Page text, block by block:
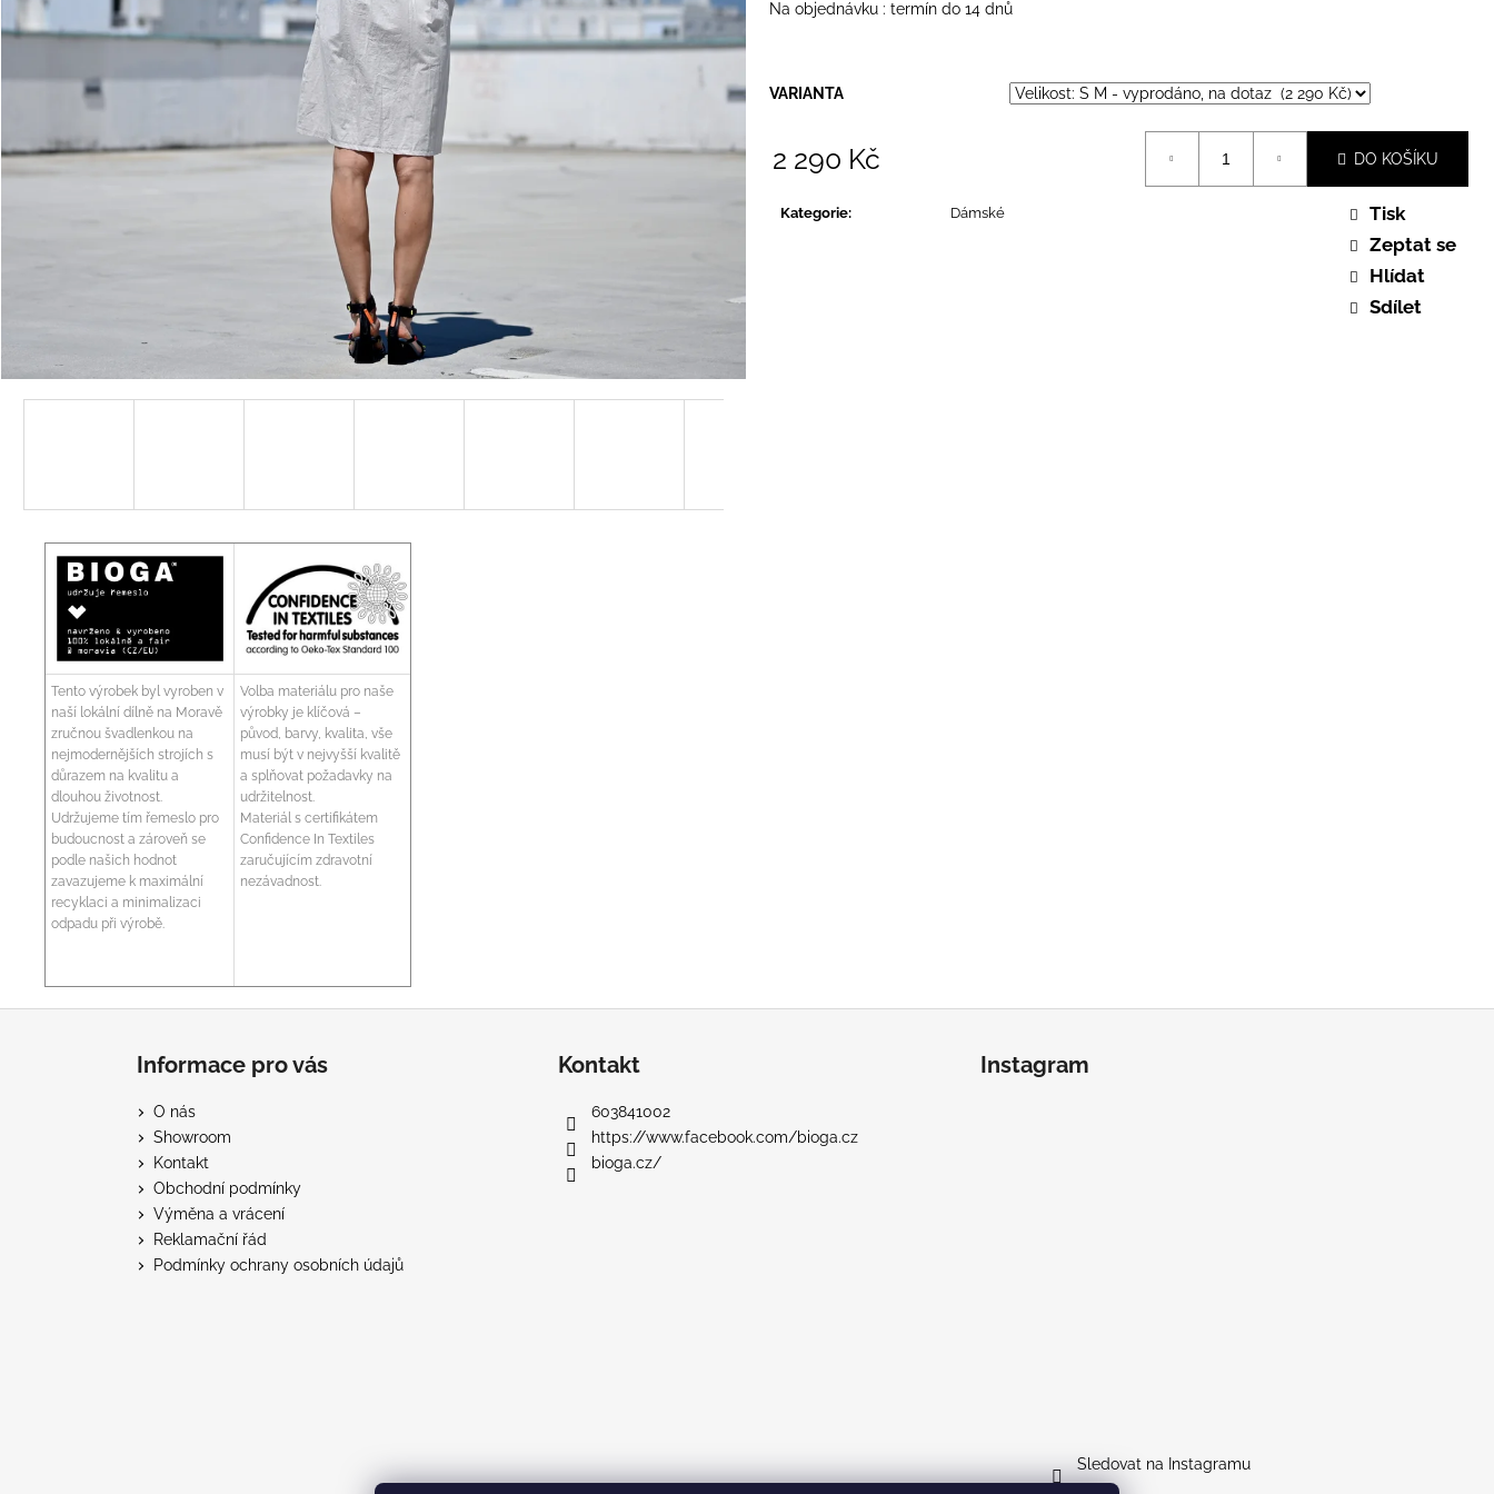
Na objednávku : termín do 14 dnů
VARIANTA
2 290 Kč
cena:
DO KOŠÍKU
Kategorie: Dámské
Tisk
Zeptat se
Hlídat
Sdílet
Tento výrobek byl vyroben v
naší lokální dílně na Moravě
zručnou švadlenkou na
nejmodernějších strojích s
důrazem na kvalitu a
dlouhou životnost.
Udržujeme tím řemeslo pro
budoucnost a zároveň se
podle našich hodnot
zavazujeme k maximální
recyklaci a minimalizaci
odpadu při výrobě.
Volba materiálu pro naše
výrobky je klíčová –
původ, barvy, kvalita, vše
musí být v nejvyšší kvalitě
a splňovat požadavky na
udržitelnost.
Materiál s certifikátem
Confidence In Textiles
zaručujícím zdravotní
nezávadnost.
Informace pro vás
O nás
Showroom
Kontakt
Obchodní podmínky
Výměna a vrácení
Reklamační řád
Podmínky ochrany osobních údajů
Kontakt
603841002
https://www.facebook.com/bioga.cz
bioga.cz/
Instagram
Sledovat na Instagramu